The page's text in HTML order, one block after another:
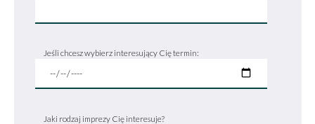
Jeśli chcesz wybierz interesujący Cię termin:
Jaki rodzaj imprezy Cię interesuje?